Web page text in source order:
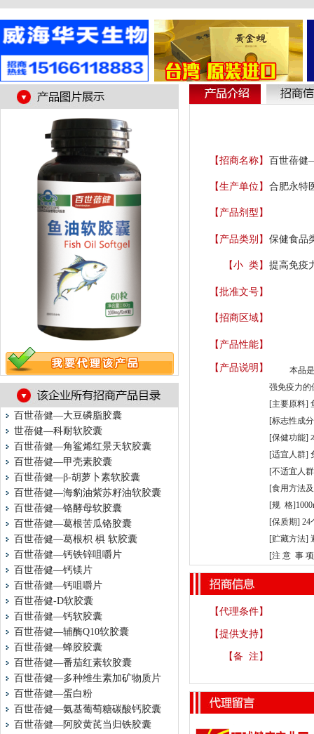
百世蓓健—大豆磷脂胶囊
世蓓健—科耐软胶囊
百世蓓健—角鲨烯红景天软胶囊
百世蓓健—甲壳素胶囊
百世蓓健—β-胡萝卜素软胶囊
百世蓓健—海豹油紫苏籽油软胶囊
百世蓓健—铬酵母软胶囊
百世蓓健—葛根苦瓜铬胶囊
百世蓓健—葛根枳 椇 软胶囊
百世蓓健—钙铁锌咀嚼片
百世蓓健—钙镁片
百世蓓健—钙咀嚼片
百世蓓健-D软胶囊
百世蓓健—钙软胶囊
百世蓓健—辅酶Q10软胶囊
百世蓓健—蜂胶胶囊
百世蓓健—番茄红素软胶囊
百世蓓健—多种维生素加矿物质片
百世蓓健—蛋白粉
百世蓓健—氨基葡萄糖碳酸钙胶囊
百世蓓健—阿胶黄芪当归铁胶囊
【招商名称】 百世蓓健
【生产单位】 合肥永特
【产品剂型】
【产品类别】 保健食品
【小 类】 提高免疫
【批准文号】
【招商区域】
【产品性能】
【产品说明】
本品
强免疫力的
[主要原料]
[标志性成
[保健功能]
[适宜人群]
[不适宜人
[食用方法
[规 格
[保质期] 24
[贮藏方法]
[注 意 事
【代理条件】
【提供支持】
【备 注】